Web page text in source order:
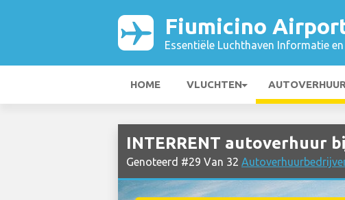
Fiumicino
Essentiële Luchthaven Informatie
HOME VLUCHTEN
INTERRENT autoverhuur
Genoteerd #29 Van 32